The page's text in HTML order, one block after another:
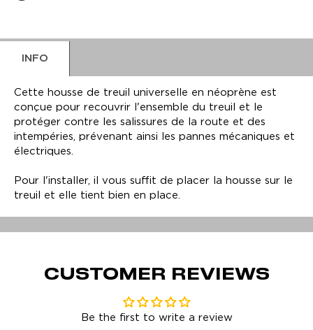
INFO
Cette housse de treuil universelle en néoprène est
conçue pour recouvrir l'ensemble du treuil et le
protéger contre les salissures de la route et des
intempéries, prévenant ainsi les pannes mécaniques et
électriques.
Pour l'installer, il vous suffit de placer la housse sur le
treuil et elle tient bien en place.
CUSTOMER REVIEWS
Be the first to write a review